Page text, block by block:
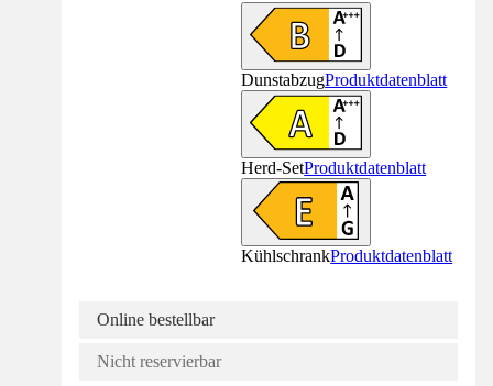
DunstabzugProduktdatenblatt
Herd-SetProduktdatenblatt
KühlschrankProduktdatenblatt
Online bestellbar
Nicht reservierbar